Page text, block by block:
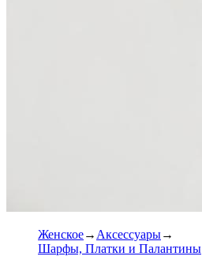
Женское
Аксессуары
Шарфы, Платки и Палантины